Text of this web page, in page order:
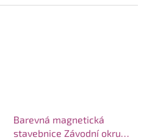
Barevná magnetická
stavebnice Závodní okruh